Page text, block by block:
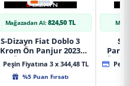
Mağazadan Al: 824,50 TL
S-Dizayn Fiat Doblo 3
Krom Ön Panjur 2023
Üzeri A+ Kalite
Peşin Fiyatına 3 x 344,48 TL
%5 Puan Fırsatı
S-
Ön